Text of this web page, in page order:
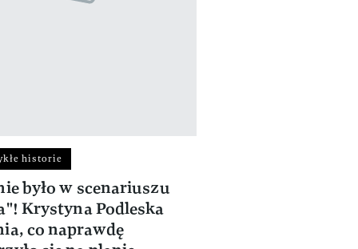
historie
było w scenariuszu
Krystyna Podleska
co naprawdę